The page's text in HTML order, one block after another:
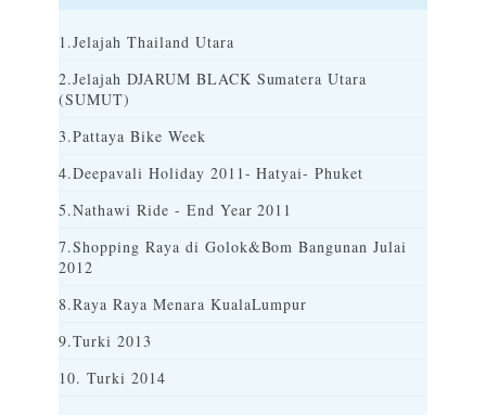
1.Jelajah Thailand Utara
2.Jelajah DJARUM BLACK Sumatera Utara
(SUMUT)
3.Pattaya Bike Week
4.Deepavali Holiday 2011- Hatyai- Phuket
5.Nathawi Ride - End Year 2011
7.Shopping Raya di Golok&Bom Bangunan Julai
2012
8.Raya Raya Menara KualaLumpur
9.Turki 2013
10. Turki 2014